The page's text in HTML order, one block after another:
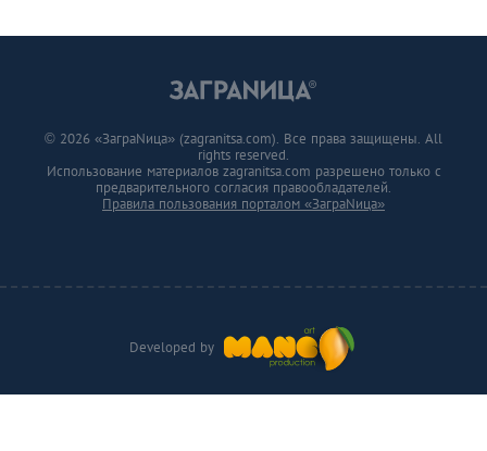
Developed by
© 2026 «ЗаграNица» (zagranitsa.com). Все права защищены. All
rights reserved.
Использование материалов zagranitsa.com разрешено только с
предварительного согласия правообладателей.
Правила пользования порталом «ЗаграNица»